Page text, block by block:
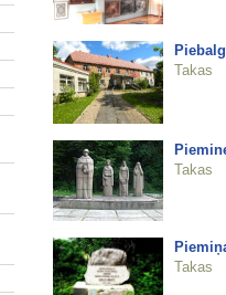
Takas
Takas
Takas